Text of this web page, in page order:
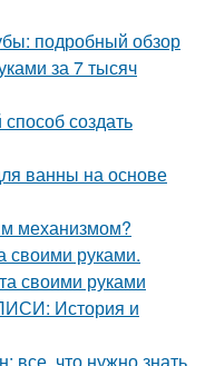
подробный обзор
за 7 тысяч
создать
ванны на основе
механизмом?
своими руками.
своими руками
История и
все, что нужно знать